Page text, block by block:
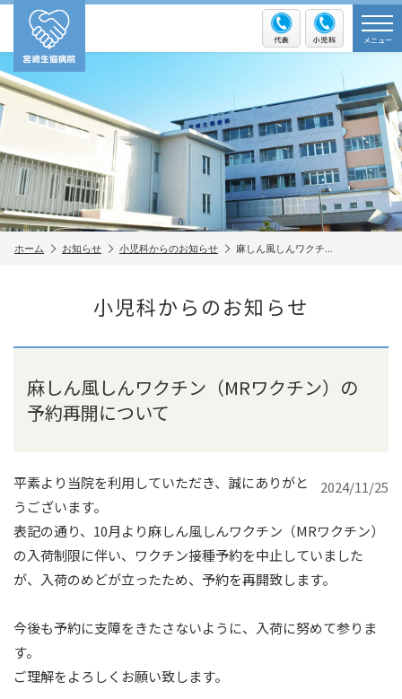
メニュー
ホーム お知らせ 小児科からのお知らせ 麻しん風しんワクチ…
小児科からのお知らせ
麻しん風しんワクチン（MRワクチン）の
予約再開について
2024/11/25
平素より当院を利用していただき、誠にありがと
うございます。
表記の通り、10月より麻しん風しんワクチン（MRワクチン）
の入荷制限に伴い、ワクチン接種予約を中止していました
が、入荷のめどが立ったため、予約を再開致します。
今後も予約に支障をきたさないように、入荷に努めて参りま
す。
ご理解をよろしくお願い致します。